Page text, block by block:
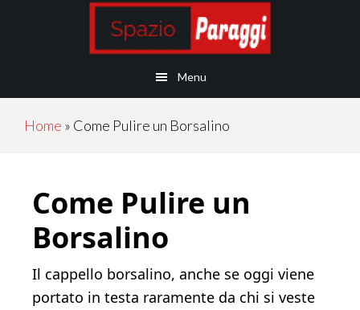
Menu
Home » Come Pulire un Borsalino
Come Pulire un
Borsalino
Il cappello borsalino, anche se oggi viene
portato in testa raramente da chi si veste